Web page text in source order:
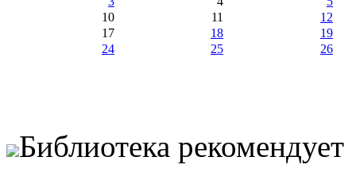
10
11
12
17
18
19
24
25 26
Библиотека рекомендует